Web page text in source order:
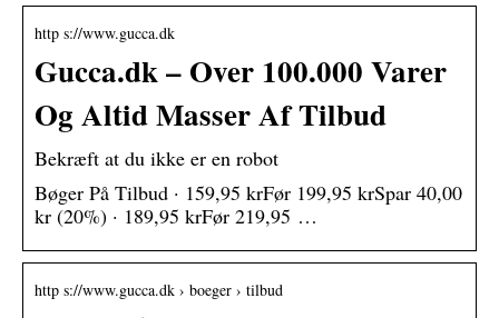
http s://www.gucca.dk
Gucca.dk – Over 100.000 Varer
Og Altid Masser Af Tilbud
Bekræft at du ikke er en robot
Bøger På Tilbud · 159,95 krFør 199,95 krSpar 40,00
kr (20%) · 189,95 krFør 219,95 …
http s://www.gucca.dk › boeger › tilbud